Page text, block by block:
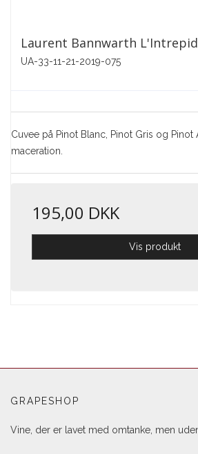
Laurent Bannwarth
UA-33-11-21-2019-075
Cuvee på Pinot Blanc, Pinot Gris og Pinot
maceration.
195,00 DKK
Vis produkt
GRAPESHOP
Vine, der er lavet med omtanke, men